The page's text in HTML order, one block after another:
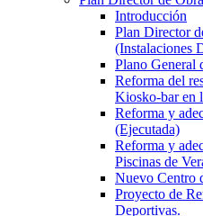
Introducción
Plan Director
(Instalaciones
Plano General
Reforma del
Kiosko-bar en
Reforma y
(Ejecutada)
Reforma y
Piscinas de
Nuevo Centro
Proyecto de
Deportivas.